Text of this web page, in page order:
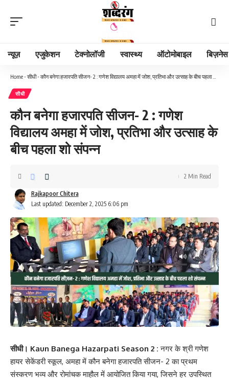
न्यूज़ एजुकेशन टेक्नोलॉजी स्वास्थ्य ऑटोमोबाइल बिज़नेस
Home- सीधी- कौन बनेगा हजारपति सीजन- 2 : गणेश विद्यालय अमहा में जोश, प्रतिभा और उत्साह के बीच पहला शो संपन्न
सीधी
कौन बनेगा हजारपति सीजन- 2 : गणेश
विद्यालय अमहा में जोश, प्रतिभा और उत्साह के
बीच पहला शो संपन्न
Last updated: December 2, 2025 6:06 pm
Rajkapoor Chitera
2 Min Read
सीधी। Kaun Banega Hazarpati Season 2 : नगर केश्री गणेश
हायर सेकेंडरी स्कूल, अमहामें कौन बनेगा हजारपति सीजन- 2 का प्रथम
संस्करण भव्य और रोमांचक माहौल में आयोजित किया गया, जिसने हर उपस्थित